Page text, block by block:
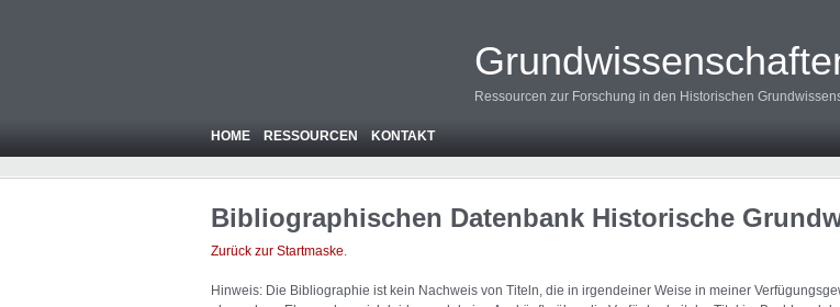
Ressourcen zur Forschung in den Historischen
HOME RESSOURCEN KONTAKT
Bibliographischen Datenbank Historische
Zurück zur Startmaske.
Hinweis: Die Bibliographie ist kein Nachweis von Titeln, die in irgendeiner Weise in meiner